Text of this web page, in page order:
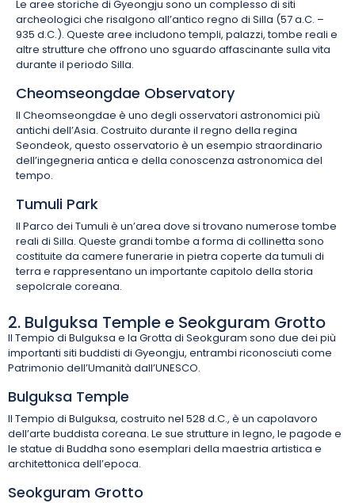
Le aree storiche di Gyeongju sono un complesso di siti
archeologici che risalgono all’antico regno di Silla (57 a.C. –
935 d.C.). Queste aree includono templi, palazzi, tombe reali e
altre strutture che offrono uno sguardo affascinante sulla vita
durante il periodo Silla.
Cheomseongdae Observatory
Il Cheomseongdae è uno degli osservatori astronomici più
antichi dell’Asia. Costruito durante il regno della regina
Seondeok, questo osservatorio è un esempio straordinario
dell’ingegneria antica e della conoscenza astronomica del
tempo.
Tumuli Park
Il Parco dei Tumuli è un’area dove si trovano numerose tombe
reali di Silla. Queste grandi tombe a forma di collinetta sono
costituite da camere funerarie in pietra coperte da tumuli di
terra e rappresentano un importante capitolo della storia
sepolcrale coreana.
2. Bulguksa Temple e Seokguram Grotto
Il Tempio di Bulguksa e la Grotta di Seokguram sono due dei più
importanti siti buddisti di Gyeongju, entrambi riconosciuti come
Patrimonio dell’Umanità dall’UNESCO.
Bulguksa Temple
Il Tempio di Bulguksa, costruito nel 528 d.C., è un capolavoro
dell’arte buddista coreana. Le sue strutture in legno, le pagode e
le statue di Buddha sono esemplari della maestria artistica e
architettonica dell’epoca.
Seokguram Grotto